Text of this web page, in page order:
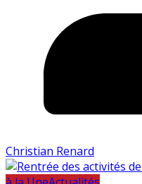
Christian Renard